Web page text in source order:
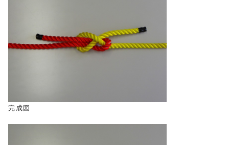
完成図